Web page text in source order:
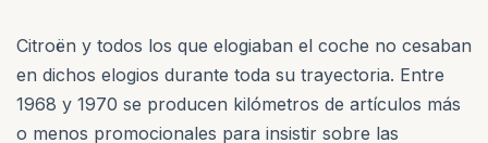
Citroën y todos los que elogiaban el coche no cesaban
en dichos elogios durante toda su trayectoria. Entre
1968 y 1970 se producen kilómetros de artículos más
o menos promocionales para insistir sobre las